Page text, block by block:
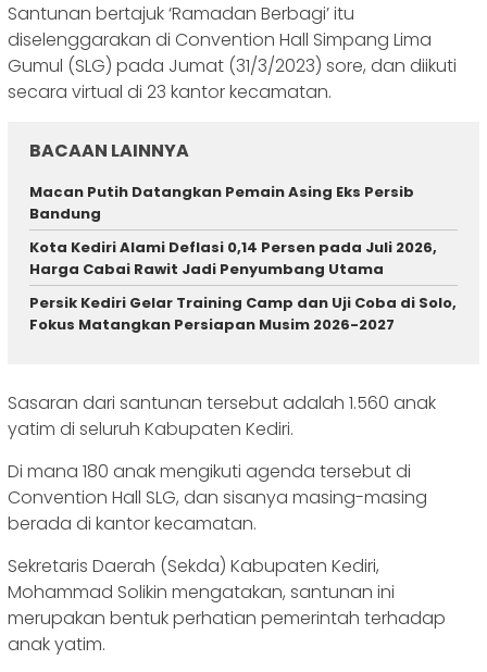
Santunan bertajuk ‘Ramadan Berbagi’ itu
diselenggarakan di Convention Hall Simpang Lima
Gumul (SLG) pada Jumat (31/3/2023) sore, dan diikuti
secara virtual di 23 kantor kecamatan.
BACAAN LAINNYA
Macan Putih Datangkan Pemain Asing Eks Persib
Bandung
Kota Kediri Alami Deflasi 0,14 Persen pada Juli 2026,
Harga Cabai Rawit Jadi Penyumbang Utama
Persik Kediri Gelar Training Camp dan Uji Coba di Solo,
Fokus Matangkan Persiapan Musim 2026-2027
Sasaran dari santunan tersebut adalah 1.560 anak
yatim di seluruh Kabupaten Kediri.
Di mana 180 anak mengikuti agenda tersebut di
Convention Hall SLG, dan sisanya masing-masing
berada di kantor kecamatan.
Sekretaris Daerah (Sekda) Kabupaten Kediri,
Mohammad Solikin mengatakan, santunan ini
merupakan bentuk perhatian pemerintah terhadap
anak yatim.